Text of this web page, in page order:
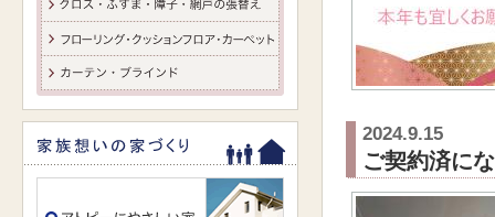
2024.9.15
ご契約済に